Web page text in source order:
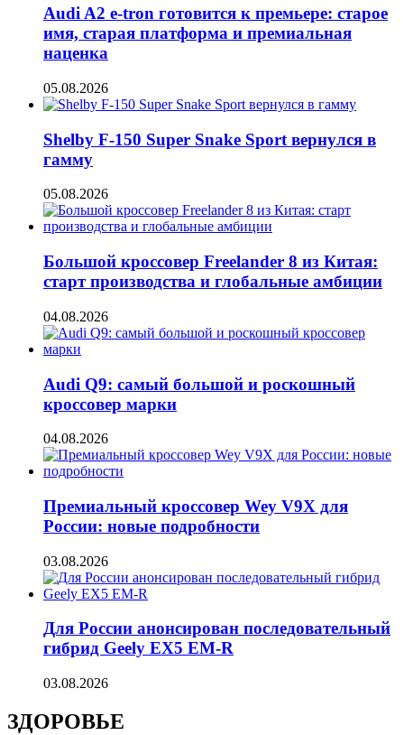
Audi A2 e-tron готовится к премьере: старое
имя, старая платформа и премиальная
наценка
05.08.2026
Shelby F-150 Super Snake Sport вернулся в
гамму
05.08.2026
Большой кроссовер Freelander 8 из Китая:
старт производства и глобальные амбиции
04.08.2026
Audi Q9: самый большой и роскошный
кроссовер марки
04.08.2026
Премиальный кроссовер Wey V9X для
России: новые подробности
03.08.2026
Для России анонсирован последовательный
гибрид Geely EX5 EM-R
03.08.2026
ЗДОРОВЬЕ